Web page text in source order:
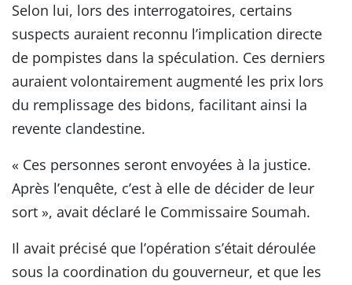
Selon lui, lors des interrogatoires, certains
suspects auraient reconnu l’implication directe
de pompistes dans la spéculation. Ces derniers
auraient volontairement augmenté les prix lors
du remplissage des bidons, facilitant ainsi la
revente clandestine.
« Ces personnes seront envoyées à la justice.
Après l’enquête, c’est à elle de décider de leur
sort », avait déclaré le Commissaire Soumah.
Il avait précisé que l’opération s’était déroulée
sous la coordination du gouverneur, et que les